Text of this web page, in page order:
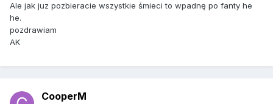
Ale jak juz pozbieracie wszystkie śmieci to wpadnę po fanty he
he.
pozdrawiam
AK
CooperM